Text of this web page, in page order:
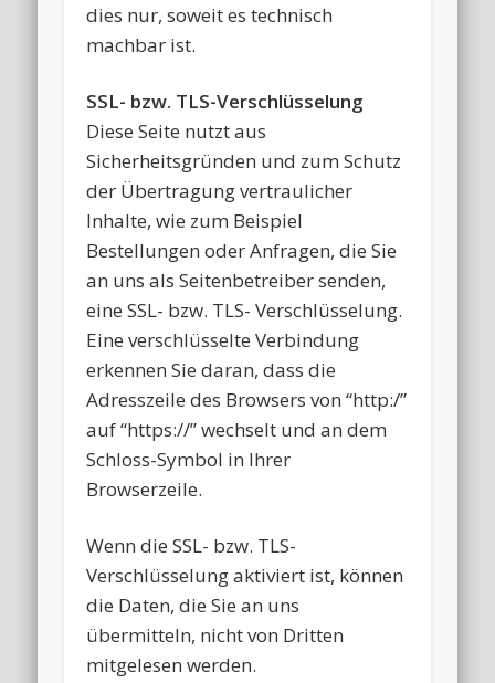
dies nur, soweit es technisch
machbar ist.
SSL- bzw. TLS-Verschlüsselung
Diese Seite nutzt aus
Sicherheitsgründen und zum Schutz
der Übertragung vertraulicher
Inhalte, wie zum Beispiel
Bestellungen oder Anfragen, die Sie
an uns als Seitenbetreiber senden,
eine SSL- bzw. TLS- Verschlüsselung.
Eine verschlüsselte Verbindung
erkennen Sie daran, dass die
Adresszeile des Browsers von “http:/”
auf “https://” wechselt und an dem
Schloss-Symbol in Ihrer
Browserzeile.
Wenn die SSL- bzw. TLS-
Verschlüsselung aktiviert ist, können
die Daten, die Sie an uns
übermitteln, nicht von Dritten
mitgelesen werden.